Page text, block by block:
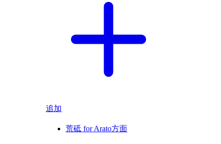
追加
荒砥 for Arato方面